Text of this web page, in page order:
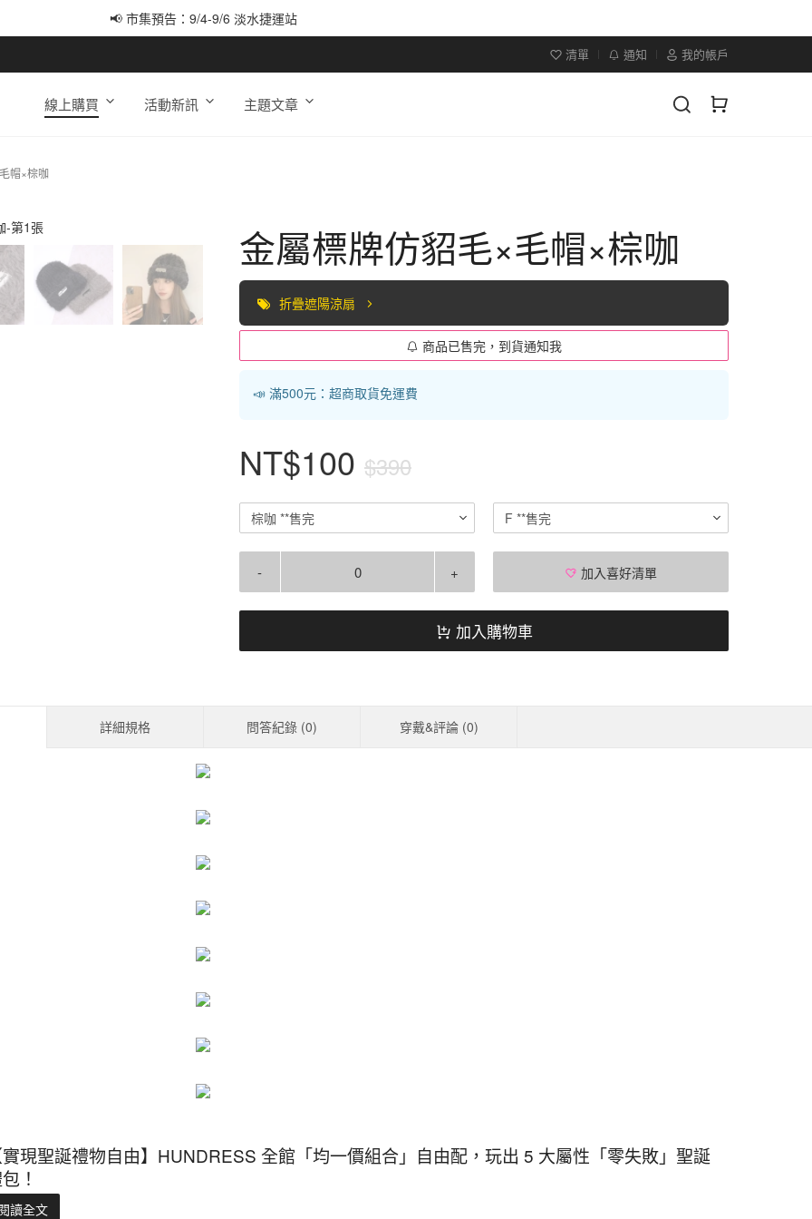
📢 市集預告：9/4-9/6 淡水捷運站
清單 通知 我的帳戶
線上購買 活動新訊 主題文章
帽×棕咖
金屬標牌仿貂毛×毛帽×棕咖
折疊遮陽涼扇
商品已售完，到貨通知我
📣 滿500元：超商取貨免運費
NT$100 $390
棕咖 **售完 F **售完
- + 加入喜好清單
加入購物車
詳細規格 問答紀錄 (0) 穿戴&評論 (0)
現聖誕禮物自由】HUNDRESS 全館「均一價組合」自由配，玩出 5 大屬性「零失敗」聖誕
！
讀全文